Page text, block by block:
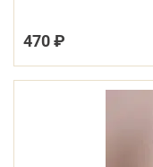
470 ₽